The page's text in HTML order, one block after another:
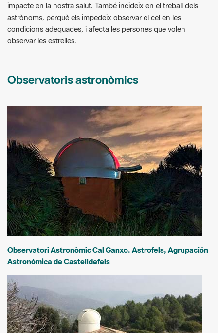
impacte en la nostra salut. També incideix en el treball dels
astrònoms, perquè els impedeix observar el cel en les
condicions adequades, i afecta les persones que volen
observar les estrelles.
Observatoris astronòmics
Observatori Astronòmic Cal Ganxo. Astrofels, Agrupación
Astronómica de Castelldefels